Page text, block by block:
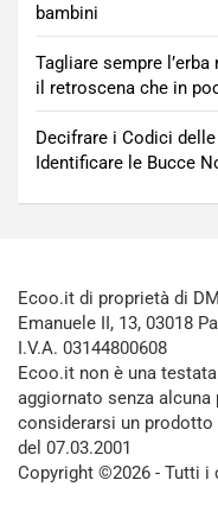
bambini
Tagliare sempre
il retroscena che in
Decifrare i Codici
Identificare le Bucce
Ecoo.it di proprietà di
Emanuele II, 13, 03018
I.V.A. 03144800608
Ecoo.it non è una
aggiornato senza
considerarsi un
del 07.03.2001
Copyright ©2026 - Tutti i